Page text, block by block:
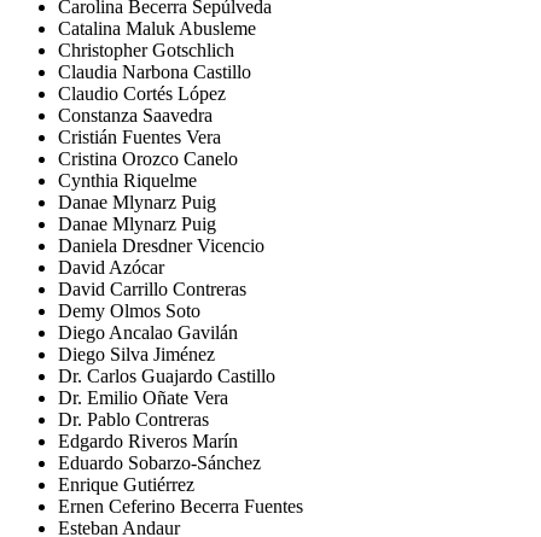
Carolina Becerra Sepúlveda
Catalina Maluk Abusleme
Christopher Gotschlich
Claudia Narbona Castillo
Claudio Cortés López
Constanza Saavedra
Cristián Fuentes Vera
Cristina Orozco Canelo
Cynthia Riquelme
Danae Mlynarz Puig
Danae Mlynarz Puig
Daniela Dresdner Vicencio
David Azócar
David Carrillo Contreras
Demy Olmos Soto
Diego Ancalao Gavilán
Diego Silva Jiménez
Dr. Carlos Guajardo Castillo
Dr. Emilio Oñate Vera
Dr. Pablo Contreras
Edgardo Riveros Marín
Eduardo Sobarzo-Sánchez
Enrique Gutiérrez
Ernen Ceferino Becerra Fuentes
Esteban Andaur